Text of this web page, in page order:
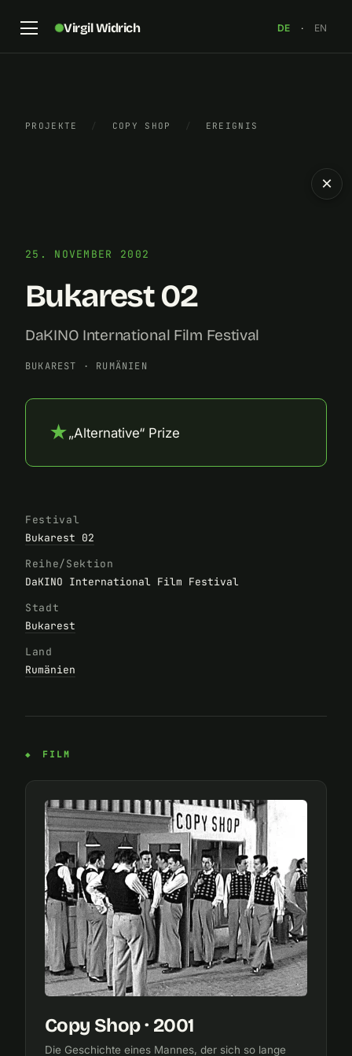
Virgil Widrich DE · EN
PROJEKTE / COPY SHOP / EREIGNIS
25. NOVEMBER 2002
Bukarest 02
DaKINO International Film Festival
BUKAREST · RUMÄNIEN
★„Alternative“ Prize
Festival
Bukarest 02
Reihe/Sektion
DaKINO International Film Festival
Stadt
Bukarest
Land
Rumänien
FILM
Copy Shop · 2001
Die Geschichte eines Mannes, der sich so lange
×